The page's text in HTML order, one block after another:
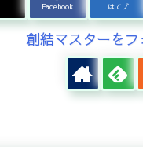
Facebook はてブ
創結マスターをフ